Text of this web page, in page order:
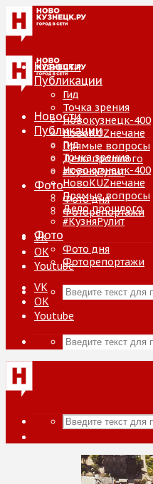
Новости
Публикации
Гид
Точка зрения
Новокузнецк-400
НовоKUZнечане
Прямые вопросы
Дело прошлого
#КузняРулит
Фото
Фото дня
Фоторепортажи
VK
ОК
Youtube
Новости
Публикации
Гид
Точка зрения
Новокузнецк-400
НовоKUZнечане
Прямые вопросы
Дело прошлого
#КузняРулит
Фото
Фото дня
Фоторепортажи
VK
ОК
Youtube